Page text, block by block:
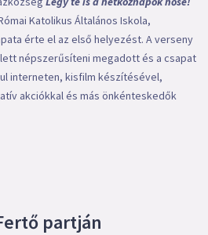
Katolikus Általános Iskola,
érte el az első helyezést. A verseny
népszerűsíteni megadott és a csapat
interneten, kisfilm készítésével,
akciókkal és más önkénteskedők
partján